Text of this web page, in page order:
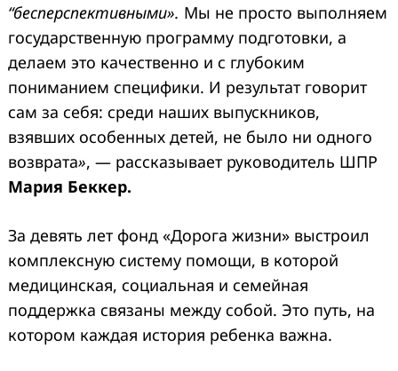
“бесперспективными». Мы не просто выполняем
государственную программу подготовки, а
делаем это качественно и с глубоким
пониманием специфики. И результат говорит
сам за себя: среди наших выпускников,
взявших особенных детей, не было ни одного
возврата», — рассказывает руководитель ШПР
Мария Беккер.
За девять лет фонд «Дорога жизни» выстроил
комплексную систему помощи, в которой
медицинская, социальная и семейная
поддержка связаны между собой. Это путь, на
котором каждая история ребенка важна.